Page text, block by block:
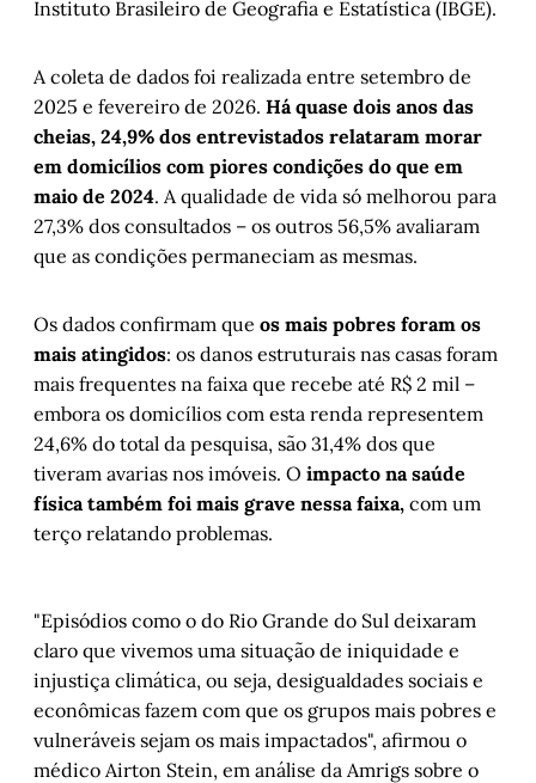
Instituto Brasileiro de Geografia e Estatística (IBGE).
A coleta de dados foi realizada entre setembro de
2025 e fevereiro de 2026. Há quase dois anos das
cheias, 24,9% dos entrevistados relataram morar
em domicílios com piores condições do que em
maio de 2024. A qualidade de vida só melhorou para
27,3% dos consultados – os outros 56,5% avaliaram
que as condições permaneciam as mesmas.
Os dados confirmam que os mais pobres foram os
mais atingidos: os danos estruturais nas casas foram
mais frequentes na faixa que recebe até R$ 2 mil –
embora os domicílios com esta renda representem
24,6% do total da pesquisa, são 31,4% dos que
tiveram avarias nos imóveis. O impacto na saúde
física também foi mais grave nessa faixa, com um
terço relatando problemas.
"Episódios como o do Rio Grande do Sul deixaram
claro que vivemos uma situação de iniquidade e
injustiça climática, ou seja, desigualdades sociais e
econômicas fazem com que os grupos mais pobres e
vulneráveis sejam os mais impactados", afirmou o
médico Airton Stein, em análise da Amrigs sobre o